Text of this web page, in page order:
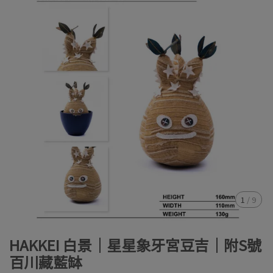
1 / 9
HAKKEI 白景｜星星象牙宮豆吉｜附S號
百川藏藍缽